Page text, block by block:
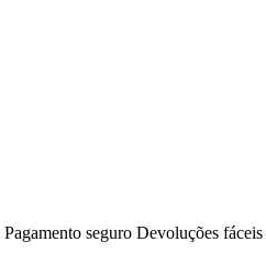
Pagamento seguro Devoluções fáceis